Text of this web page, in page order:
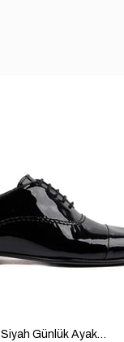
Sail Lakers - Siyah Günlük Ayakkabı 101-3413-11464N